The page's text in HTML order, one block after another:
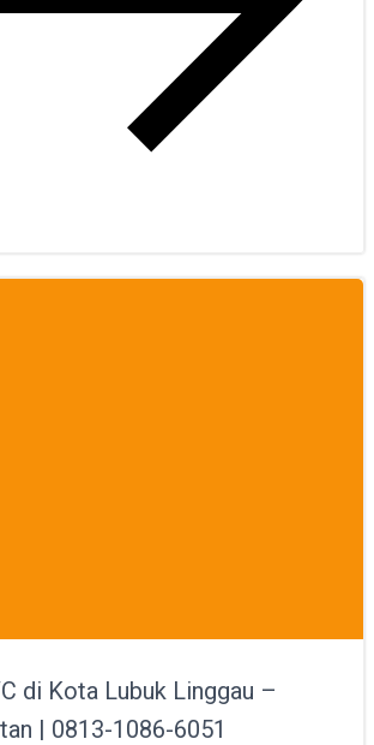
di Kota Lubuk Linggau –
| 0813-1086-6051